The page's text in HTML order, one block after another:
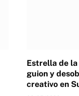
Estrella de la
guion y
creativo en